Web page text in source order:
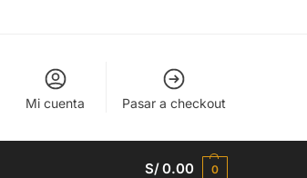
Mi cuenta Pasar a checkout
S/0.00 0